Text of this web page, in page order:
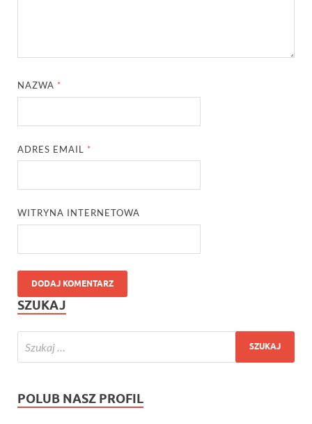
NAZWA *
ADRES EMAIL *
WITRYNA INTERNETOWA
SZUKAJ
POLUB NASZ PROFIL